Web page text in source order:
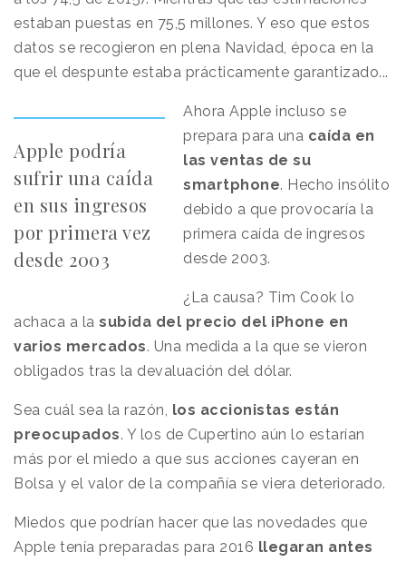
estaban puestas en 75,5 millones. Y eso que estos
datos se recogieron en plena Navidad, época en la
que el despunte estaba prácticamente garantizado...
Apple podría
sufrir una caída
en sus ingresos
por primera vez
desde 2003
Ahora Apple incluso se
prepara para una caída en
las ventas de su
smartphone. Hecho insólito
debido a que provocaría la
primera caída de ingresos
desde 2003.
¿La causa? Tim Cook lo
achaca a la subida del precio del iPhone en
varios mercados. Una medida a la que se vieron
obligados tras la devaluación del dólar.
Sea cuál sea la razón, los accionistas están
preocupados. Y los de Cupertino aún lo estarían
más por el miedo a que sus acciones cayeran en
Bolsa y el valor de la compañía se viera deteriorado.
Miedos que podrían hacer que las novedades que
Apple tenía preparadas para 2016 llegaran antes